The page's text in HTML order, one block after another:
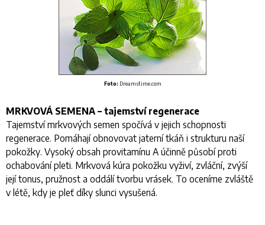
Foto: Dreamstime.com
MRKVOVÁ SEMENA – tajemství regenerace
Tajemství mrkvových semen spočívá v jejich schopnosti
regenerace. Pomáhají obnovovat jaterní tkáň i strukturu naší
pokožky. Vysoký obsah provitamínu A účinně působí proti
ochabování pleti. Mrkvová kúra pokožku vyživí, zvláční, zvýší
její tonus, pružnost a oddálí tvorbu vrásek. To oceníme zvláště
v létě, kdy je pleť díky slunci vysušená.